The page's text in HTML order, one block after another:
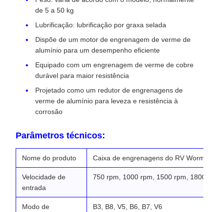
de 5 a 50 kg
Lubrificação: lubrificação por graxa selada
Dispõe de um motor de engrenagem de verme de
alumínio para um desempenho eficiente
Equipado com um engrenagem de verme de cobre
durável para maior resistência
Projetado como um redutor de engrenagens de
verme de alumínio para leveza e resistência à
corrosão
Parâmetros técnicos:
Nome do produto Caixa de engrenagens do RV Worm
Velocidade de
entrada
750 rpm, 1000 rpm, 1500 rpm, 1800
Modo de
B3, B8, V5, B6, B7, V6